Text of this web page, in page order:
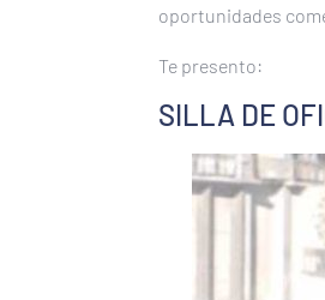
oportunidades
Te presento:
SILLA DE